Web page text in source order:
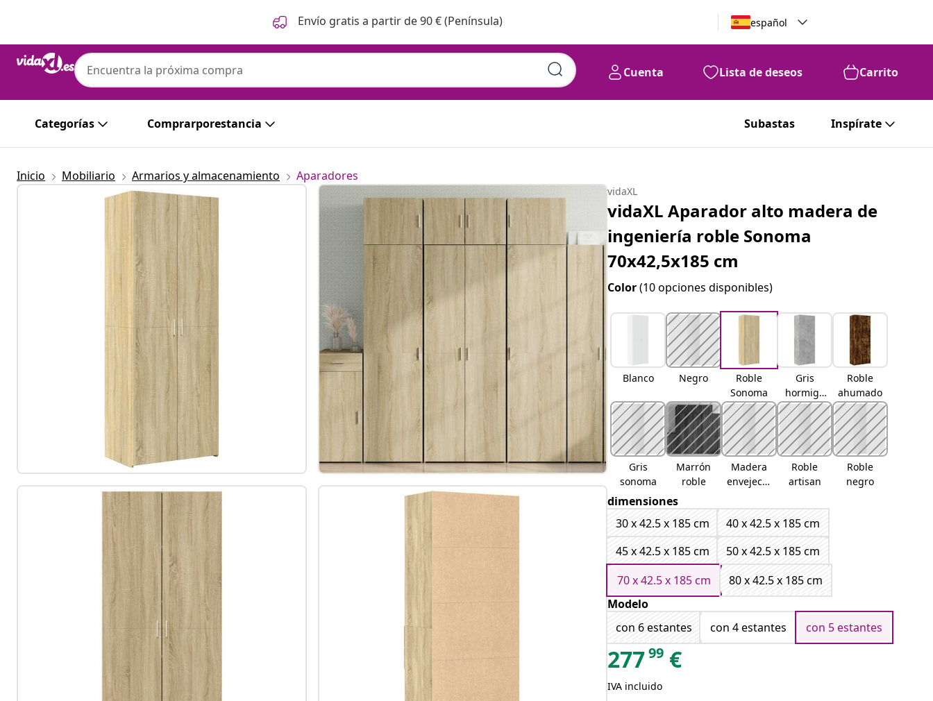
Envío gratis a partir de 90 € (Península) español
Cuenta Lista de deseos Carrito
Categorías Comprarporestancia Subastas Inspírate
Inicio Mobiliario Armarios y almacenamiento Aparadores
vidaXL
vidaXL Aparador alto madera de
ingeniería roble Sonoma
70x42,5x185 cm
Color(10 opciones disponibles)
Blanco Negro
Roble
Sonoma
Gris
hormigó
n
Roble
ahumado
Gris
sonoma
Marrón
roble
Madera
envejecid
Roble
artisan
Roble
negro
dimensiones
30 x 42.5 x 185 cm
40 x 42.5 x 185 cm
45 x 42.5 x 185 cm
50 x 42.5 x 185 cm
70 x 42.5 x 185 cm
80 x 42.5 x 185 cm
Modelo
con 6 estantes
con 4 estantes con 5 estantes
27799 €
IVA incluido